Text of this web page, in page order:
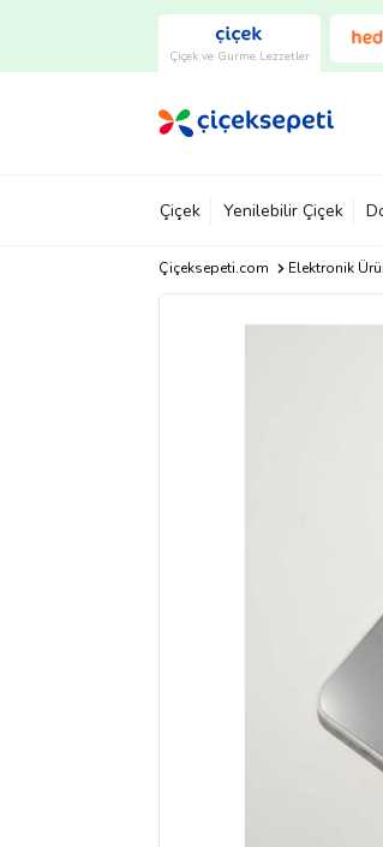
Çiçek ve Gurme Lezzetler
Çiçek Yenilebilir Çiçek
Çiçeksepeti.com Elektronik